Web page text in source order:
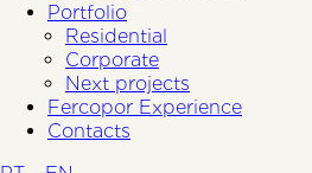
Portfolio
Residential
Corporate
Next projects
Fercopor Experience
Contacts